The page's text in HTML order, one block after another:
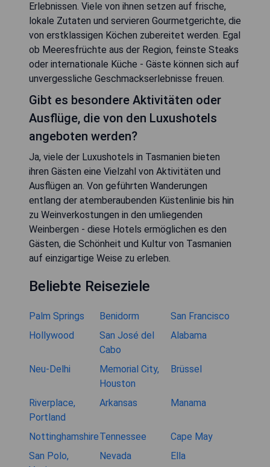
Erlebnissen. Viele von ihnen setzen auf frische,
lokale Zutaten und servieren Gourmetgerichte, die
von erstklassigen Köchen zubereitet werden. Egal
ob Meeresfrüchte aus der Region, feinste Steaks
oder internationale Küche - Gäste können sich auf
unvergessliche Geschmackserlebnisse freuen.
Gibt es besondere Aktivitäten oder
Ausflüge, die von den Luxushotels
angeboten werden?
Ja, viele der Luxushotels in Tasmanien bieten
ihren Gästen eine Vielzahl von Aktivitäten und
Ausflügen an. Von geführten Wanderungen
entlang der atemberaubenden Küstenlinie bis hin
zu Weinverkostungen in den umliegenden
Weinbergen - diese Hotels ermöglichen es den
Gästen, die Schönheit und Kultur von Tasmanien
auf einzigartige Weise zu erleben.
Beliebte Reiseziele
Palm Springs Benidorm
San Francisco
Hollywood
San José del
Cabo
Alabama
Neu-Delhi
Memorial City,
Houston
Brüssel
Riverplace,
Portland
Arkansas Manama
NottinghamshireTennessee
Cape May
San Polo,
Nevada Ella